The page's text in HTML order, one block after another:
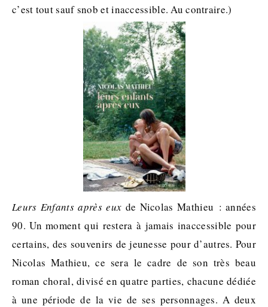
c’est tout sauf snob et inaccessible. Au contraire.)
Leurs Enfants après eux de Nicolas Mathieu : années
90. Un moment qui restera à jamais inaccessible pour
certains, des souvenirs de jeunesse pour d’autres. Pour
Nicolas Mathieu, ce sera le cadre de son très beau
roman choral, divisé en quatre parties, chacune dédiée
à une période de la vie de ses personnages. A deux